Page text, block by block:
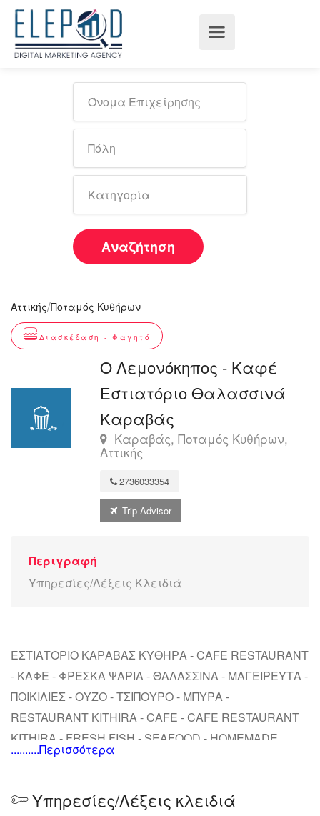
Αναζήτηση
Αττικής/Ποταμός Κυθήρων
Διασκέδαση - Φαγητό
Ο Λεμονόκηπος - Καφέ
Εστιατόριο Θαλασσινά
Καραβάς
Καραβάς, Ποταμός Κυθήρων,
Αττικής
2736033354
Trip Advisor
Περιγραφή
Υπηρεσίες/Λέξεις Κλειδιά
ΕΣΤΙΑΤΟΡΙΟ ΚΑΡΑΒΑΣ ΚΥΘΗΡΑ - CAFE RESTAURANT
- ΚΑΦΕ - ΦΡΕΣΚΑ ΨΑΡΙΑ - ΘΑΛΑΣΣΙΝΑ - ΜΑΓΕΙΡΕΥΤΑ -
ΠΟΙΚΙΛΙΕΣ - ΟΥΖΟ - ΤΣΙΠΟΥΡΟ - ΜΠΥΡΑ -
RESTAURANT KITHIRA - CAFE - CAFE RESTAURANT
KITHIRA - FRESH FISH - SEAFOOD - HOMEMADE
FOOD - PLATTERS KARABAS - OUZO KARABAS -
..........Περισσότερα
Υπηρεσίες/Λέξεις κλειδιά